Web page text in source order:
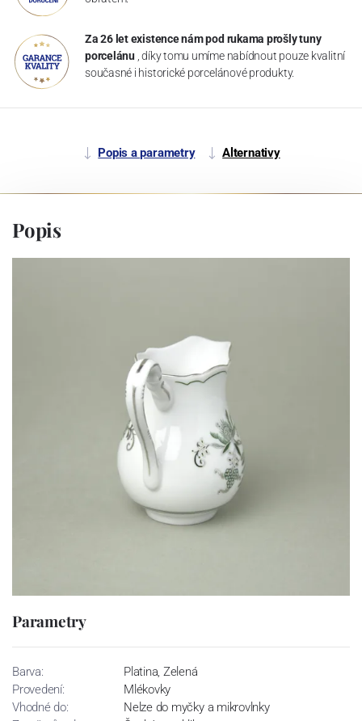
Za 26 let existence nám pod rukama prošly tuny
porcelánu , díky tomu umíme nabídnout pouze kvalitní
současné i historické porcelánové produkty.
Popis a parametry Alternativy
Popis
Parametry
Barva:
Platina, Zelená
Provedení:
Mlékovky
Vhodné do:
Nelze do myčky a mikrovlnky